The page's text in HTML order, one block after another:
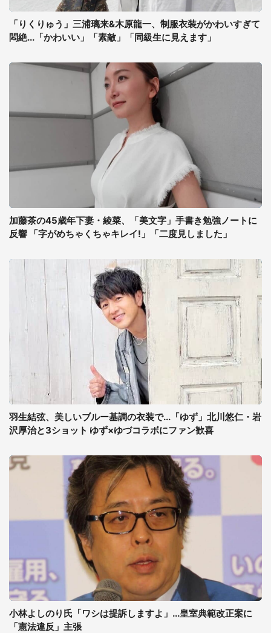
「りくりゅう」三浦璃来&木原龍一、制服衣装がかわいすぎて
悶絶...「かわいい」「素敵」「同級生に見えます」
加藤茶の45歳年下妻・綾菜、「美文字」手書き勉強ノートに
反響 「字がめちゃくちゃキレイ!」「二度見しました」
羽生結弦、美しいブルー基調の衣装で...「ゆず」北川悠仁・岩
沢厚治と3ショット ゆず×ゆづコラボにファン歓喜
小林よしのり氏「ワシは提訴しますよ」...皇室典範改正案に
「憲法違反」主張